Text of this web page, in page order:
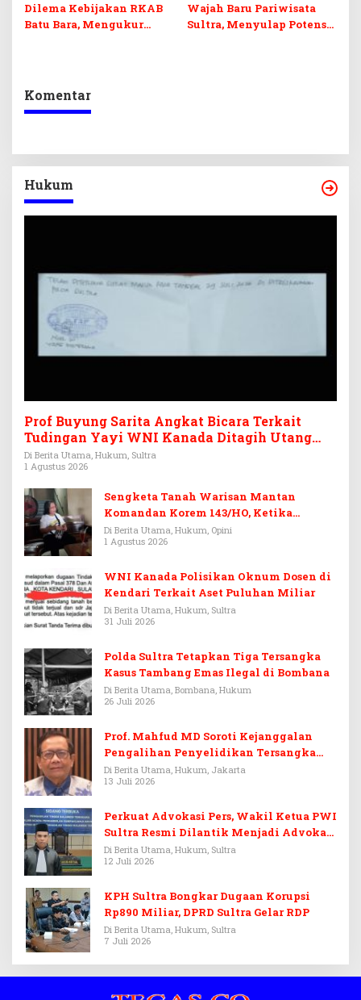
Dilema Kebijakan RKAB
Batu Bara, Mengukur
Wajah Baru Pariwisata
Sultra, Menyulap Potensi
Komentar
Hukum
Prof Buyung Sarita Angkat Bicara Terkait
Tudingan Yayi WNI Kanada Ditagih Utang
Rp3,6 Miliar
Di Berita Utama, Hukum, Sultra
1 Agustus 2026
Sengketa Tanah Warisan Mantan
Komandan Korem 143/HO, Ketika
Warisan Menjadi Arena Pemerasan
Di Berita Utama, Hukum, Opini
1 Agustus 2026
WNI Kanada Polisikan Oknum Dosen di
Kendari Terkait Aset Puluhan Miliar
Di Berita Utama, Hukum, Sultra
31 Juli 2026
Polda Sultra Tetapkan Tiga Tersangka
Kasus Tambang Emas Ilegal di Bombana
Di Berita Utama, Bombana, Hukum
26 Juli 2026
Prof. Mahfud MD Soroti Kejanggalan
Pengalihan Penyelidikan Tersangka
Febrie Adriansyah
Di Berita Utama, Hukum, Jakarta
13 Juli 2026
Perkuat Advokasi Pers, Wakil Ketua PWI
Sultra Resmi Dilantik Menjadi Advokat
PERADI
Di Berita Utama, Hukum, Sultra
12 Juli 2026
KPH Sultra Bongkar Dugaan Korupsi
Rp890 Miliar, DPRD Sultra Gelar RDP
Di Berita Utama, Hukum, Sultra
7 Juli 2026